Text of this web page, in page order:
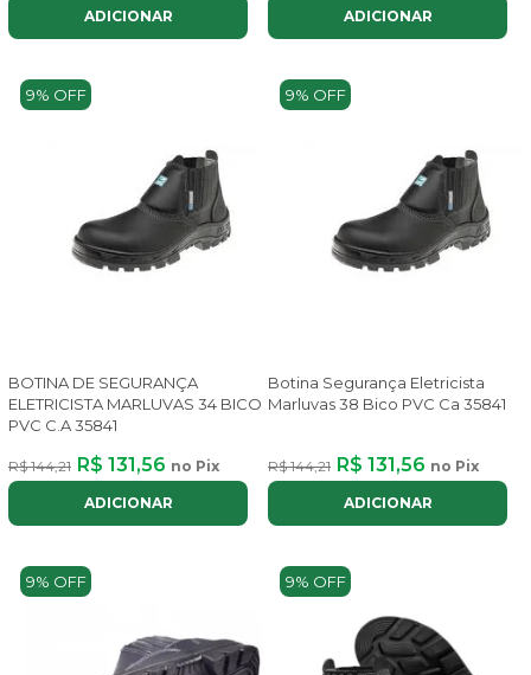
ADICIONAR ADICIONAR
9% OFF
BOTINA DE SEGURANÇA
ELETRICISTA MARLUVAS 34 BICO
PVC C.A 35841
R$ 144,21 R$ 131,56 no Pix
ADICIONAR
9% OFF
Botina Segurança Eletricista
Marluvas 38 Bico PVC Ca 35841
R$ 144,21 R$ 131,56 no Pix
ADICIONAR
9% OFF 9% OFF